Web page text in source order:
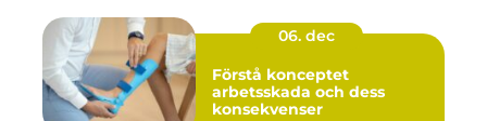
06. dec
Förstå konceptet
arbetsskada och dess
konsekvenser